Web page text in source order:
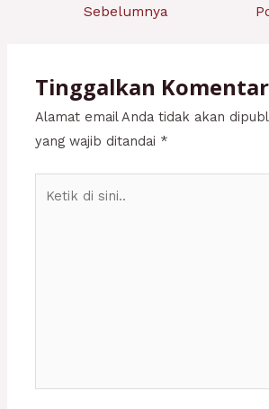
Sebelumnya
Tinggalkan Komentar
Alamat email Anda tidak akan
yang wajib ditandai *